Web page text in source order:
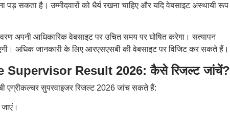
पड़ सकता है। उम्मीदवारों को धैर्य रखना चाहिए और यदि वेबसाइट अस्थायी रूप
अपनी आधिकारिक वेबसाइट पर उचित समय पर घोषित करेगा। सत्यापन
अधिक जानकारी के लिए आरएसएसबी की वेबसाइट पर विजिट कर सकते हैं।
Result 2026: कैसे रिजल्ट जांचें?
एग्रीकल्चर सुपरवाइजर रिजल्ट 2026 जांच सकते हैं: